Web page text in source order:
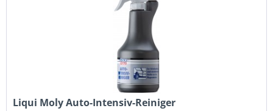
Liqui Moly Auto-Intensiv-Reiniger